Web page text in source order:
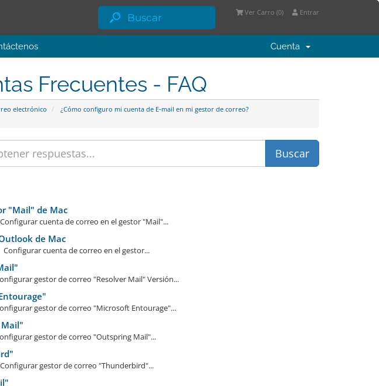
Entrar
Ver Carro (0)
Cuenta
Frecuentes - FAQ
electrónico
¿Cómo configuro mi cuenta de E-mail en mi gestor de correo?
"Mail" de Mac
Configurar cuenta de correo en el gestor "Mail"...
de Mac
Configurar cuenta de correo en el gestor...
gestor de correo "Resolver Mail" Versión...
gestor de correo "Microsoft Entourage"...
gestor de correo "Outspring Mail"...
Configurar gestor de correo "Thunderbird"...